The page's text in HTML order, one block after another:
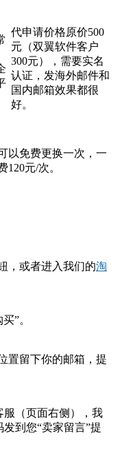
代申请价格原价500
元（双翼软件客户
300元），需要实名
认证，发海外邮件和
国内邮箱效果都很
好。
以免费更换一次，一
元/次。
，或者进入我们的淘
”。
置留下你的邮箱，提
服（页面右侧），我
到您“卖家留言”提